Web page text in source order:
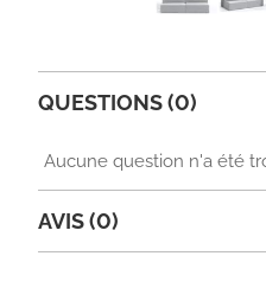
QUESTIONS (0)
Aucune question n'a été
AVIS (0)